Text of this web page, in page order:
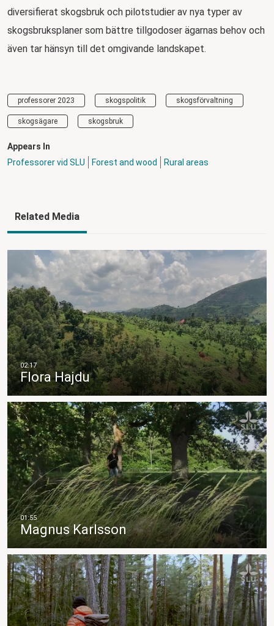
diversifierat skogsbruk och pilotstudier av nya typer av
skogsbruksplaner som bättre tillgodoser ägarnas behov och
även tar hänsyn till det omgivande landskapet.
professorer 2023 skogspolitik skogsförvaltning
skogsägare skogsbruk
Appears In
Professorer vid SLU
Forest and wood Rural areas
Related Media
Flora Hajdu
Magnus Karlsson